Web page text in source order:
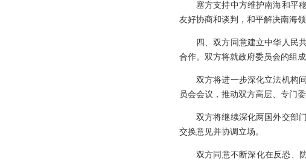
塞方支持中方维护南海和平
友好协商和谈判，和平解决南海
四、双方同意建立中华人民
合作。双方将就政府委员会的组
双方将进一步深化立法机构
员会会议，推动双方高层、专门
双方将继续深化两国外交部
交换意见并协调立场。
双方同意不断深化在反恐、